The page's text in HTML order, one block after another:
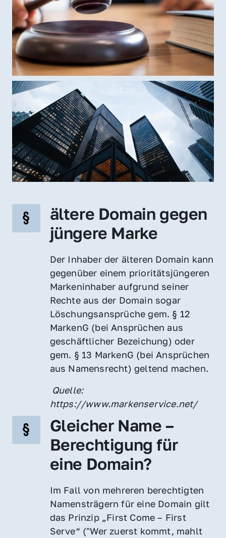
ältere Domain gegen
jüngere Marke
Der Inhaber der älteren Domain kann
gegenüber einem prioritätsjüngeren
Markeninhaber aufgrund seiner
Rechte aus der Domain sogar
Löschungsansprüche gem. § 12
MarkenG (bei Ansprüchen aus
geschäftlicher Bezeichung) oder
gem. § 13 MarkenG (bei Ansprüchen
aus Namensrecht) geltend machen.
https://www.markenservice.net/
Gleicher Name –
Berechtigung für
eine Domain?
Im Fall von mehreren berechtigten
Namensträgern für eine Domain gilt
das Prinzip „First Come – First
Serve“ ("Wer zuerst kommt, mahlt